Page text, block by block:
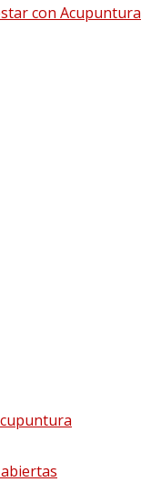
con Acupuntura
(1920